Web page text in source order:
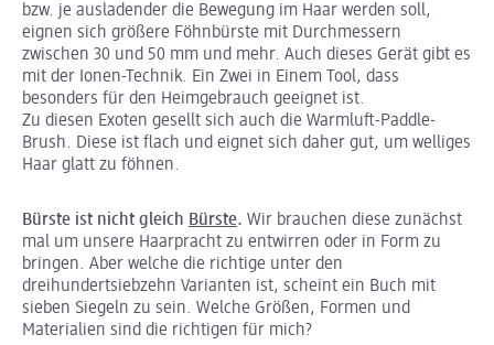
bzw. je ausladender die Bewegung im Haar werden soll,
eignen sich größere Föhnbürste mit Durchmessern
zwischen 30 und 50 mm und mehr. Auch dieses Gerät gibt es
mit der Ionen-Technik. Ein Zwei in Einem Tool, dass
besonders für den Heimgebrauch geeignet ist.
Zu diesen Exoten gesellt sich auch die Warmluft-Paddle-
Brush. Diese ist flach und eignet sich daher gut, um welliges
Haar glatt zu föhnen.
Bürste ist nicht gleich Bürste. Wir brauchen diese zunächst
mal um unsere Haarpracht zu entwirren oder in Form zu
bringen. Aber welche die richtige unter den
dreihundertsiebzehn Varianten ist, scheint ein Buch mit
sieben Siegeln zu sein. Welche Größen, Formen und
Materialien sind die richtigen für mich?